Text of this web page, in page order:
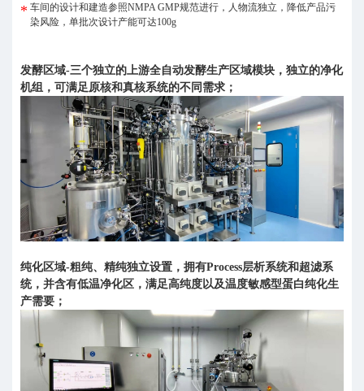
车间的设计和建造参照NMPA GMP规范进行，人物流独立，降低产品污
染风险，单批次设计产能可达100g
发酵区域-三个独立的上游全自动发酵生产区域模块，独立的净化
机组，可满足原核和真核系统的不同需求；
纯化区域-粗纯、精纯独立设置，拥有Process层析系统和超滤系
统，并含有低温净化区，满足高纯度以及温度敏感型蛋白纯化生
产需要；